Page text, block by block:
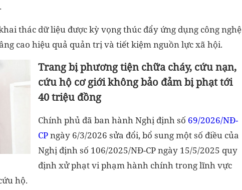
thác dữ liệu được kỳ vọng thúc đẩy ứng dụng công nghệ
cao hiệu quả quản trị và tiết kiệm nguồn lực xã hội.
Trang bị phương tiện chữa cháy, cứu nạn,
cứu hộ cơ giới không bảo đảm bị phạt tới
40 triệu đồng
Chính phủ đã ban hành Nghị định số 69/2026/NĐ-
CPngày 6/3/2026 sửa đổi, bổ sung một số điều của
Nghị định số 106/2025/NĐ-CP ngày 15/5/2025 quy
định xử phạt vi phạm hành chính trong lĩnh vực
hộ.